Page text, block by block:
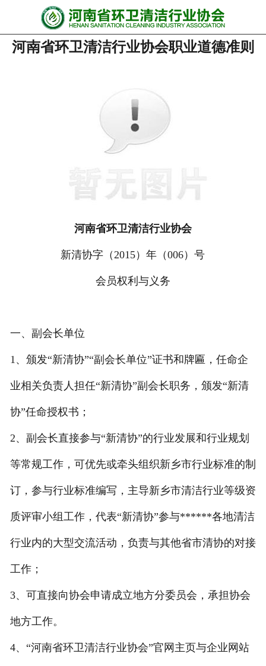
网站首页
协会动态
党政要闻
关于协会
联系我们
河南省环卫清洁行业协会职业道德准则
河南省环卫清洁行业协会
新清协字（2015）年（006）号
会员权利与义务
一、副会长单位
1、颁发“新清协”“副会长单位”证书和牌匾，任命企
业相关负责人担任“新清协”副会长职务，颁发“新清
协”任命授权书；
2、副会长直接参与“新清协”的行业发展和行业规划
等常规工作，可优先或牵头组织新乡市行业标准的制
订，参与行业标准编写，主导新乡市清洁行业等级资
质评审小组工作，代表“新清协”参与******各地清洁
行业内的大型交流活动，负责与其他省市清协的对接
工作；
3、可直接向协会申请成立地方分委员会，承担协会
地方工作。
4、“河南省环卫清洁行业协会”官网主页与企业网站